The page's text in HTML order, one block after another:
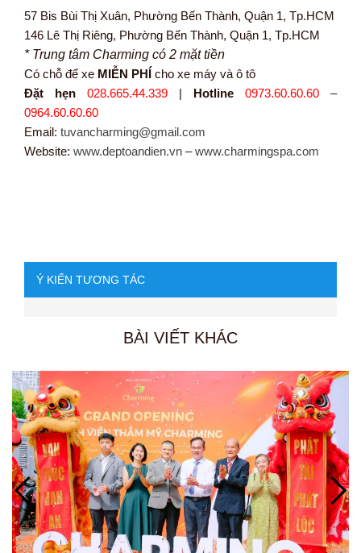
57 Bis Bùi Thị Xuân, Phường Bến Thành, Quận 1, Tp.HCM
146 Lê Thị Riêng, Phường Bến Thành, Quận 1, Tp.HCM
* Trung tâm Charming có 2 mặt tiền
Có chỗ để xe MIỄN PHÍ cho xe máy và ô tô
Đặt hẹn
028.665.44.339 | Hotline 0973.60.60.60 –
0964.60.60.60
Email: tuvancharming@gmail.com
Website: www.deptoandien.vn –www.charmingspa.com
Ý KIẾN TƯƠNG TÁC
BÀI VIẾT KHÁC